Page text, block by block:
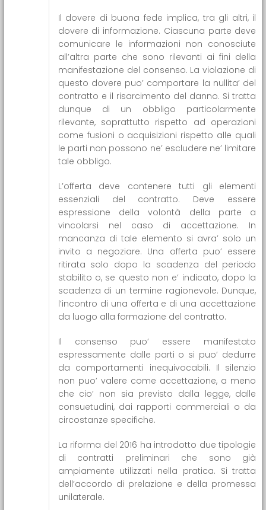
Il dovere di buona fede implica, tra gli altri, il
dovere di informazione. Ciascuna parte deve
comunicare le informazioni non conosciute
all’altra parte che sono rilevanti ai fini della
manifestazione del consenso. La violazione di
questo dovere puo’ comportare la nullita’ del
contratto e il risarcimento del danno. Si tratta
dunque di un obbligo particolarmente
rilevante, soprattutto rispetto ad operazioni
come fusioni o acquisizioni rispetto alle quali
le parti non possono ne’ escludere ne’ limitare
tale obbligo.
L’offerta deve contenere tutti gli elementi
essenziali del contratto. Deve essere
espressione della volontà della parte a
vincolarsi nel caso di accettazione. In
mancanza di tale elemento si avra’ solo un
invito a negoziare. Una offerta puo’ essere
ritirata solo dopo la scadenza del periodo
stabilito o, se questo non e’ indicato, dopo la
scadenza di un termine ragionevole. Dunque,
l’incontro di una offerta e di una accettazione
da luogo alla formazione del contratto.
Il consenso puo’ essere manifestato
espressamente dalle parti o si puo’ dedurre
da comportamenti inequivocabili. Il silenzio
non puo’ valere come accettazione, a meno
che cio’ non sia previsto dalla legge, dalle
consuetudini, dai rapporti commerciali o da
circostanze specifiche.
La riforma del 2016 ha introdotto due tipologie
di contratti preliminari che sono già
ampiamente utilizzati nella pratica. Si tratta
dell’accordo di prelazione e della promessa
unilaterale.